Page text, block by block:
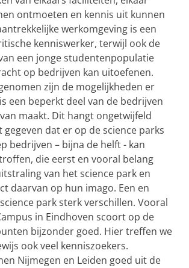
ontmoeten en kennis uit kunnen
werkomgeving is een
kenniswerker, terwijl ook de
een jonge studentenpopulatie
op bedrijven kan uitoefenen.
zijn de mogelijkheden er
een beperkt deel van de bedrijven
maakt. Dit hangt ongetwijfeld
dat er op de science parks
bedrijven – bijna de helft - kan
die eerst en vooral belang
van het science park en
daarvan op hun imago. Een en
park sterk verschillen. Vooral
in Eindhoven scoort op de
bijzonder goed. Hier treffen we
ook veel kenniszoekers.
Nijmegen en Leiden goed uit de